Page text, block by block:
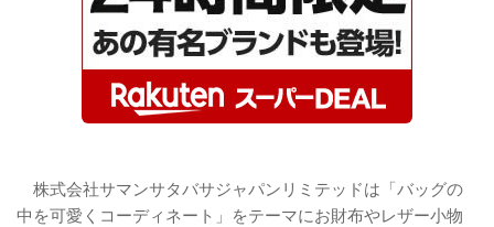
株式会社サマンサタバサジャパンリミテッドは「バッグの
中を可愛くコーディネート」をテーマにお財布やレザー小物